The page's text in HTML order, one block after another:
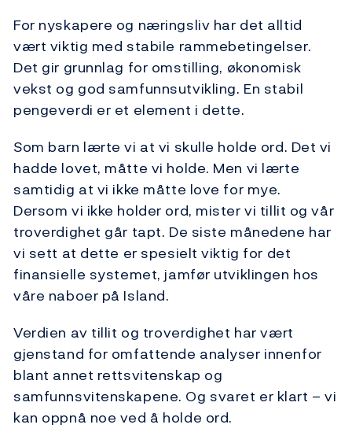
For nyskapere og næringsliv har det alltid
vært viktig med stabile rammebetingelser.
Det gir grunnlag for omstilling, økonomisk
vekst og god samfunnsutvikling. En stabil
pengeverdi er et element i dette.
Som barn lærte vi at vi skulle holde ord. Det vi
hadde lovet, måtte vi holde. Men vi lærte
samtidig at vi ikke måtte love for mye.
Dersom vi ikke holder ord, mister vi tillit og vår
troverdighet går tapt. De siste månedene har
vi sett at dette er spesielt viktig for det
finansielle systemet, jamfør utviklingen hos
våre naboer på Island.
Verdien av tillit og troverdighet har vært
gjenstand for omfattende analyser innenfor
blant annet rettsvitenskap og
samfunnsvitenskapene. Og svaret er klart – vi
kan oppnå noe ved å holde ord.